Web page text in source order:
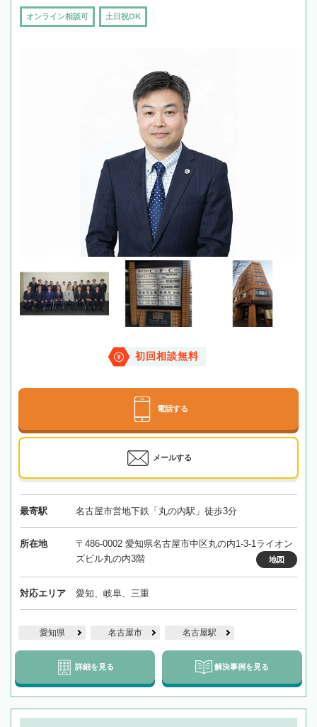
オンライン相談可 土日祝OK
初回相談無料
電話する
メールする
最寄駅 名古屋市営地下鉄「丸の内駅」徒歩3分
所在地
〒486-0002 愛知県名古屋市中区丸の内1-3-1ライオン
ズビル丸の内3階
地図
対応エリア 愛知、岐阜、三重
愛知県 名古屋市 名古屋駅
詳細を見る 解決事例を見る